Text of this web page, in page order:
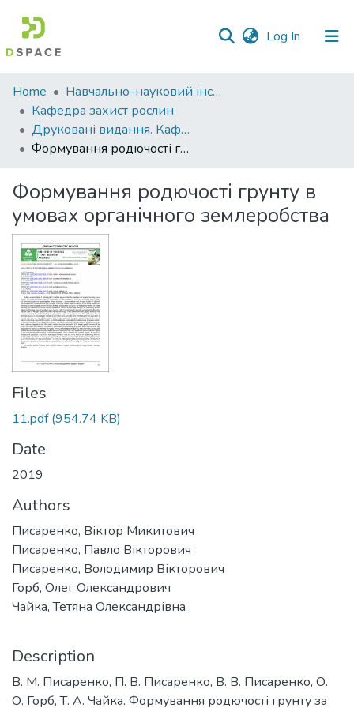
Log In (current)
Communities
&
Collections
All of DSpace
Statistics
Home
Навчально-науковий інститут агротехнологій, селекції та екології
Кафедра захист рослин
Друковані видання. Кафедра захист рослин
Формування родючості грунту в умовах органічного землеробства
Формування родючості грунту в
умовах органічного землеробства
Files
11.pdf(954.74 KB)
Date
2019
Authors
Писаренко, Віктор Микитович
Писаренко, Павло Вікторович
Писаренко, Володимир Вікторович
Горб, Олег Олександрович
Чайка, Тетяна Олександрівна
Description
В. М. Писаренко, П. В. Писаренко, В. В. Писаренко, О.
О. Горб, Т. А. Чайка. Формування родючості грунту за